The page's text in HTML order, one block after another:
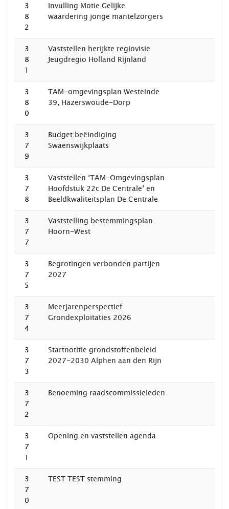
3
8
2
Invulling Motie Gelijke
waardering jonge mantelzorgers
3
8
1
Vaststellen herijkte regiovisie
Jeugdregio Holland Rijnland
3
8
0
TAM-omgevingsplan Westeinde
39, Hazerswoude-Dorp
3
7
9
Budget beëindiging
Swaenswijkplaats
3
7
8
Vaststellen ‘TAM-Omgevingsplan
Hoofdstuk 22c De Centrale’ en
Beeldkwaliteitsplan De Centrale
3
7
7
Vaststelling bestemmingsplan
Hoorn-West
3
7
5
Begrotingen verbonden partijen
2027
3
7
4
Meerjarenperspectief
Grondexploitaties 2026
3
7
3
Startnotitie grondstoffenbeleid
2027-2030 Alphen aan den Rijn
3
7
2
Benoeming raadscommissieleden
3
7
1
Opening en vaststellen agenda
3
7
0
TEST TEST stemming